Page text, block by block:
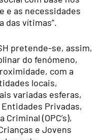
e as necessidades
das vítimas”.
pretende-se, assim,
do fenómeno,
com a
locais,
variadas esferas,
Privadas,
(OPC’s),
e Jovens